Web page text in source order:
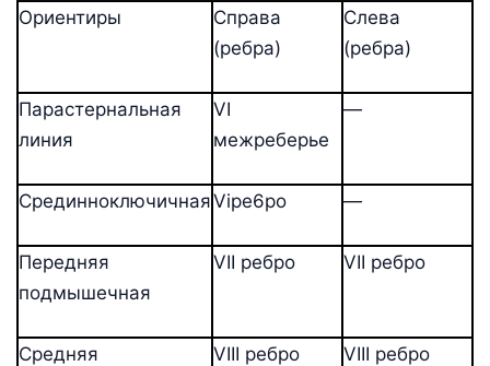
Ориентиры
Справа
(ребра)
Слева
(ребра)
Парастернальная
линия
VI
межреберье
—
СрединноключичнаяVipe6po —
Передняя
подмышечная
VII ребро VII ребро
Средняя
VIII ребро VIII ребро